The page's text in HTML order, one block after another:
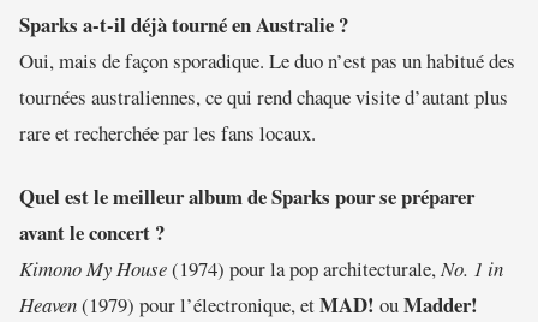
Sparks a-t-il déjà tourné en Australie ?
Oui, mais de façon sporadique. Le duo n’est pas un habitué des
tournées australiennes, ce qui rend chaque visite d’autant plus
rare et recherchée par les fans locaux.
Quel est le meilleur album de Sparks pour se préparer
avant le concert ?
Kimono My House(1974) pour la pop architecturale,No. 1 in
Heaven(1979) pour l’électronique, etMAD! ouMadder!